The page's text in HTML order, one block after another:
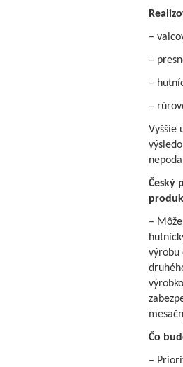
–
–
–
–
Vyššie
Český
–
výrobu
Čo
–